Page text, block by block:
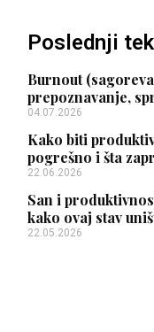
Poslednji
Burnout
prepoznavanje,
04.07.2026
Kako biti
pogrešno i šta
22.06.2026
San i
kako ovaj stav
22.05.2026